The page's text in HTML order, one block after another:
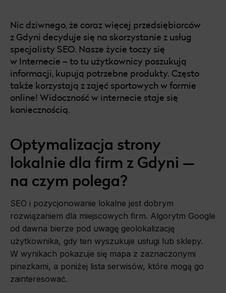
Pozycjonowanie Trójmiasto
Pozycjonowanie Tychy
Pozycjonowanie Bielsko-Biała
Pozycjonowanie Wałbrzych
Pozycjonowanie Bydgoszcz
Pozycjonowanie Wrocław
Pozycjonowanie Chorzów
Pozycjonowanie Częstochowa
Pozycjonowanie Elbląg
Nic dziwnego, że coraz więcej przedsiębiorców
z Gdyni decyduje się na skorzystanie z usług
specjalisty SEO. Nasze życie toczy się
w Internecie – to tu użytkownicy poszukują
informacji, kupują potrzebne produkty. Często
także korzystają z zajęć sportowych w formie
online! Widoczność w internecie staje się
koniecznością.
Optymalizacja strony
lokalnie dla firm z Gdyni —
na czym polega?
SEO i pozycjonowanie lokalne jest dobrym
rozwiązaniem dla miejscowych firm. Algorytm Google
od dawna bierze pod uwagę geolokalizację
użytkownika, gdy ten wyszukuje usługi lub sklepy.
W wynikach pokazuje się mapa z zaznaczonymi
pinezkami, a poniżej lista serwisów, które mogą go
zainteresować.